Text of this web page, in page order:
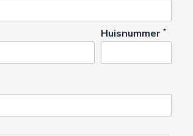
Huisnummer *